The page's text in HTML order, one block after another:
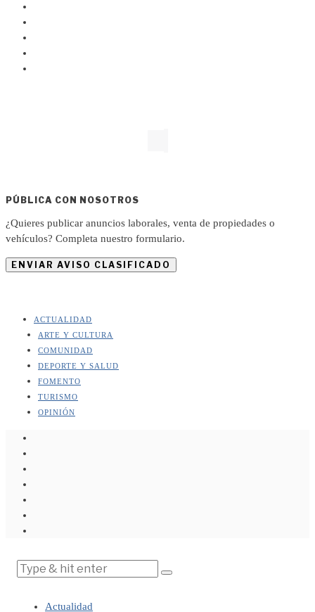
PÚBLICA CON NOSOTROS
¿Quieres publicar anuncios laborales, venta de propiedades o
vehículos? Completa nuestro formulario.
ENVIAR AVISO CLASIFICADO
ACTUALIDAD
ARTE Y CULTURA
COMUNIDAD
DEPORTE Y SALUD
FOMENTO
TURISMO
OPINIÓN
Actualidad